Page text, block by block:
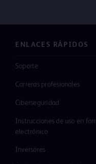
ENLACES RÁPIDOS
Soporte
Carreras profesionales
Ciberseguridad
Instrucciones de uso en
electrónico
Inversores